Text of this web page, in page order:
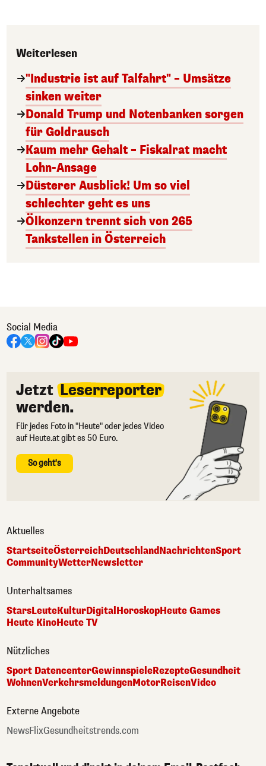
Weiterlesen
"Industrie ist auf Talfahrt" – Umsätze
sinken weiter
Donald Trump und Notenbanken sorgen
für Goldrausch
Kaum mehr Gehalt – Fiskalrat macht
Lohn-Ansage
Düsterer Ausblick! Um so viel
schlechter geht es uns
Ölkonzern trennt sich von 265
Tankstellen in Österreich
Social Media
Jetzt Leserreporter
werden.
Für jedes Foto in "Heute" oder jedes Video
auf Heute.at gibt es 50 Euro.
So geht's
Aktuelles
StartseiteÖsterreichDeutschlandNachrichtenSport
CommunityWetterNewsletter
Unterhaltsames
StarsLeuteKulturDigital HoroskopHeute Games
Heute KinoHeute TV
Nützliches
Sport DatencenterGewinnspieleRezepteGesundheit
WohnenVerkehrsmeldungenMotorReisenVideo
Externe Angebote
NewsFlixGesundheitstrends.com